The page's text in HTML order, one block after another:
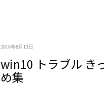
2016年8月13日
win10 トラブル き
め集